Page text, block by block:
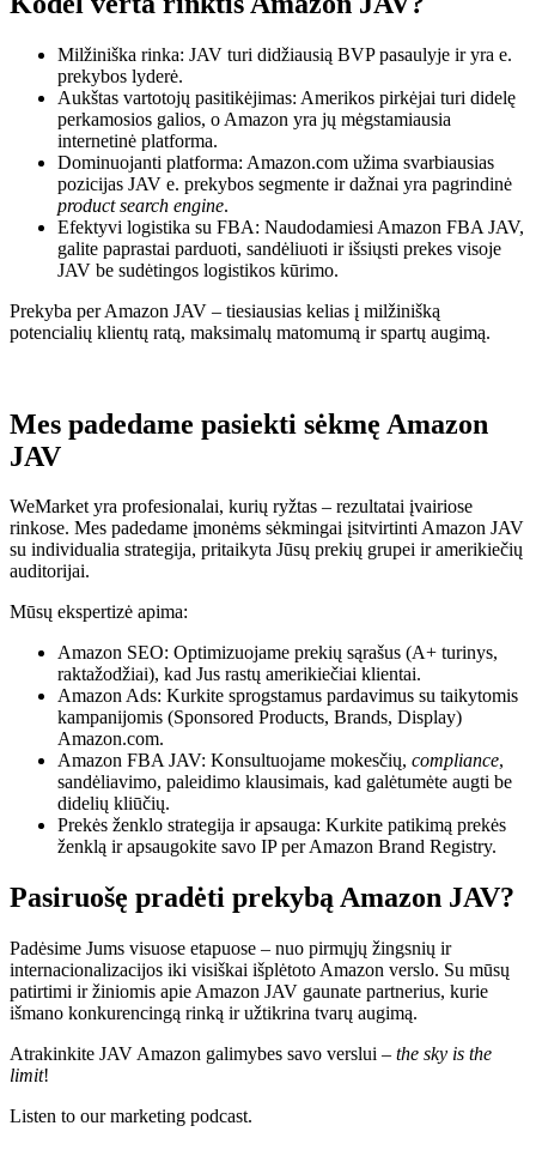
Milžiniška rinka: JAV turi didžiausią BVP pasaulyje ir yra e.
prekybos lyderė.
Aukštas vartotojų pasitikėjimas: Amerikos pirkėjai turi didelę
perkamosios galios, o Amazon yra jų mėgstamiausia
internetinė platforma.
Dominuojanti platforma: Amazon.com užima svarbiausias
pozicijas JAV e. prekybos segmente ir dažnai yra pagrindinė
product search engine.
Efektyvi logistika su FBA: Naudodamiesi Amazon FBA JAV,
galite paprastai parduoti, sandėliuoti ir išsiųsti prekes visoje
JAV be sudėtingos logistikos kūrimo.
Prekyba per Amazon JAV – tiesiausias kelias į milžinišką
potencialių klientų ratą, maksimalų matomumą ir spartų augimą.
Mes padedame pasiekti sėkmę Amazon
JAV
WeMarket yra profesionalai, kurių ryžtas – rezultatai įvairiose
rinkose. Mes padedame įmonėms sėkmingai įsitvirtinti Amazon JAV
su individualia strategija, pritaikyta Jūsų prekių grupei ir amerikiečių
auditorijai.
Mūsų ekspertizė apima:
Amazon SEO: Optimizuojame prekių sąrašus (A+ turinys,
raktažodžiai), kad Jus rastų amerikiečiai klientai.
Amazon Ads: Kurkite sprogstamus pardavimus su taikytomis
kampanijomis (Sponsored Products, Brands, Display)
Amazon.com.
Amazon FBA JAV: Konsultuojame mokesčių, compliance,
sandėliavimo, paleidimo klausimais, kad galėtumėte augti be
didelių kliūčių.
Prekės ženklo strategija ir apsauga: Kurkite patikimą prekės
ženklą ir apsaugokite savo IP per Amazon Brand Registry.
Pasiruošę pradėti prekybą Amazon JAV?
Padėsime Jums visuose etapuose – nuo pirmųjų žingsnių ir
internacionalizacijos iki visiškai išplėtoto Amazon verslo. Su mūsų
patirtimi ir žiniomis apie Amazon JAV gaunate partnerius, kurie
išmano konkurencingą rinką ir užtikrina tvarų augimą.
Atrakinkite JAV Amazon galimybes savo verslui – the sky is the
limit!
Listen to our marketing podcast.